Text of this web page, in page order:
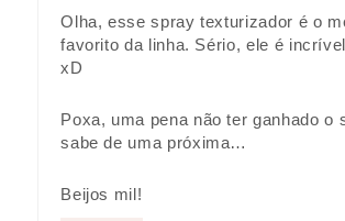
Olha, esse spray texturizador é o
favorito da linha. Sério, ele é
xD
Poxa, uma pena não ter ganhado o
sabe de uma próxima…
Beijos mil!